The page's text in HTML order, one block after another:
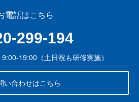
電話はこちら
299-194
19:00（土日祝も研修実施）
い合わせはこちら